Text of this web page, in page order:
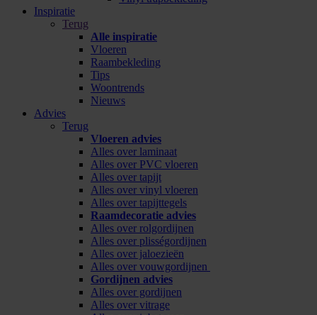
Inspiratie
Terug
Alle inspiratie
Vloeren
Raambekleding
Tips
Woontrends
Nieuws
Advies
Terug
Vloeren advies
Alles over laminaat
Alles over PVC vloeren
Alles over tapijt
Alles over vinyl vloeren
Alles over tapijttegels
Raamdecoratie advies
Alles over rolgordijnen
Alles over plisségordijnen
Alles over jaloezieën
Alles over vouwgordijnen
Gordijnen advies
Alles over gordijnen
Alles over vitrage